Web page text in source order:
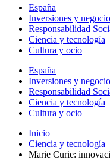
España
Inversiones y
Responsabilidad
Ciencia y tecnología
Cultura y ocio
España
Inversiones y
Responsabilidad
Ciencia y tecnología
Cultura y ocio
Inicio
Ciencia y tecnología
Marie Curie: